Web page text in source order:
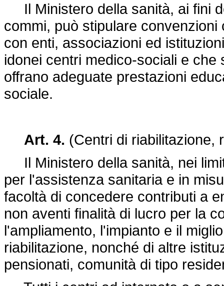
Il Ministero della sanità, ai fini
commi, può stipulare
con enti, associazioni ed
idonei centri medico-sociali e
offrano adeguate prestazioni
sociale.
Art. 4. (Centri di riabilitazione,
Il Ministero della sanità, nei
per l'assistenza sanitaria e in
facoltà di concedere contributi a
non aventi finalità di lucro per la
l'ampliamento, l'impianto e il
riabilitazione, nonché di altre
pensionati, comunità di tipo